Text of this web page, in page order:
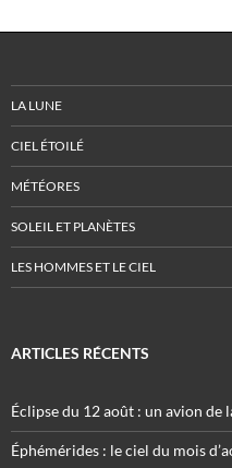
LA LUNE
CIEL ÉTOILÉ
MÉTÉORES
SOLEIL ET PLANÈTES
LES HOMMES ET LE CIEL
ARTICLES RÉCENTS
Éclipse du 12 août : un avion de
Éphémérides : le ciel du mois